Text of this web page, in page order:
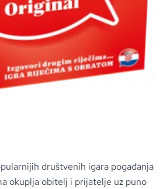
društvenih igara pogađanja
okuplja obitelj i prijatelje uz puno